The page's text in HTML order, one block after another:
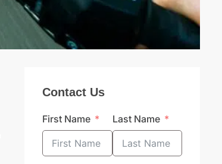
Contact Us
First Name Last Name